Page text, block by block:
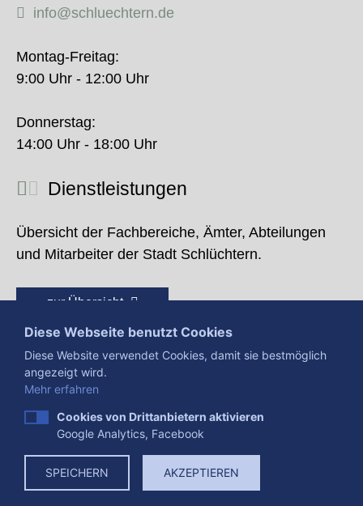
info@schluechtern.de
Montag-Freitag:
9:00 Uhr - 12:00 Uhr
Donnerstag:
14:00 Uhr - 18:00 Uhr
Dienstleistungen
Übersicht der Fachbereiche, Ämter, Abteilungen
und Mitarbeiter der Stadt Schlüchtern.
zur Übersicht
Presse Impressum
Datenschutzerklärung
Datenverarbeitung
Cookies
Diese Webseite benutzt Cookies
Diese Website verwendet Cookies, damit sie bestmöglich
angezeigt wird.
Mehr erfahren
Cookies von Drittanbietern aktivieren
Google Analytics, Facebook
SPEICHERN AKZEPTIEREN